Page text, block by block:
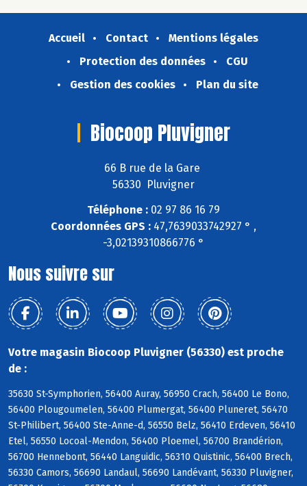
Accueil Contact
Mentions légales
Protection des données
CGU
Gestion des cookies
Plan du site
Biocoop Pluvigner
66 B rue de la Gare
56330 Pluvigner
Téléphone : 02 97 86 16 79
Coordonnées GPS : 47,7639033742927 ° ,
-3,02139310866776 °
Nous suivre sur
Votre magasin Biocoop Pluvigner (56330) est proche
de :
35630 St-Symphorien, 56400 Auray, 56950 Crach, 56400 Le Bono,
56400 Plougoumelen, 56400 Plumergat, 56400 Pluneret, 56470
St-Philibert, 56400 Ste-Anne-d, 56550 Belz, 56410 Erdeven, 56410
Etel, 56550 Locoal-Mendon, 56400 Ploemel, 56700 Brandérion,
56700 Hennebont, 56440 Languidic, 56310 Quistinic, 56400 Brech,
56330 Camors, 56690 Landaul, 56690 Landévant, 56330 Pluvigner,